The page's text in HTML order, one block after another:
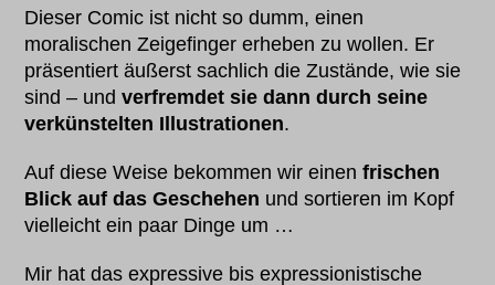
Dieser Comic ist nicht so dumm, einen
moralischen Zeigefinger erheben zu wollen. Er
präsentiert äußerst sachlich die Zustände, wie sie
sind – undverfremdet sie dann durch seine
verkünstelten Illustrationen.
Auf diese Weise bekommen wir einenfrischen
Blick auf das Geschehen und sortieren im Kopf
vielleicht ein paar Dinge um …
Mir hat das expressive bis expressionistische